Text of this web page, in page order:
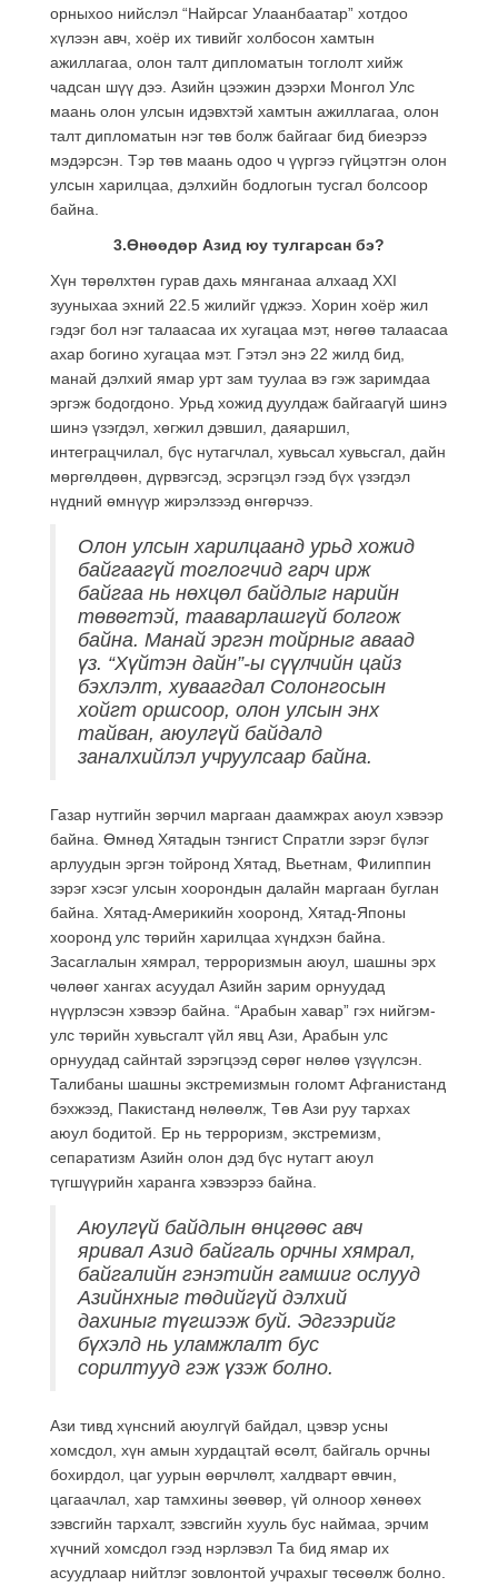
орныхоо нийслэл “Найрсаг Улаанбаатар” хотдоо
хүлээн авч, хоёр их тивийг холбосон хамтын
ажиллагаа, олон талт дипломатын тоглолт хийж
чадсан шүү дээ. Азийн цээжин дээрхи Монгол Улс
маань олон улсын идэвхтэй хамтын ажиллагаа, олон
талт дипломатын нэг төв болж байгааг бид биеэрээ
мэдэрсэн. Тэр төв маань одоо ч үүргээ гүйцэтгэн олон
улсын харилцаа, дэлхийн бодлогын тусгал болсоор
байна.
3.Өнөөдөр Азид юу тулгарсан бэ?
Хүн төрөлхтөн гурав дахь мянганаа алхаад XXI
зууныхаа эхний 22.5 жилийг үджээ. Хорин хоёр жил
гэдэг бол нэг талаасаа их хугацаа мэт, нөгөө талаасаа
ахар богино хугацаа мэт. Гэтэл энэ 22 жилд бид,
манай дэлхий ямар урт зам туулаа вэ гэж заримдаа
эргэж бодогдоно. Урьд хожид дуулдаж байгаагүй шинэ
шинэ үзэгдэл, хөгжил дэвшил, даяаршил,
интеграцчилал, бүс нутагчлал, хувьсал хувьсгал, дайн
мөргөлдөөн, дүрвэгсэд, эсрэгцэл гээд бүх үзэгдэл
нүдний өмнүүр жирэлзээд өнгөрчээ.
Олон улсын харилцаанд урьд хожид
байгаагүй тоглогчид гарч ирж
байгаа нь нөхцөл байдлыг нарийн
төвөгтэй, тааварлашгүй болгож
байна. Манай эргэн тойрныг аваад
үз. “Хүйтэн дайн”-ы сүүлчийн цайз
бэхлэлт, хуваагдал Солонгосын
хойгт оршсоор, олон улсын энх
тайван, аюулгүй байдалд
заналхийлэл учруулсаар байна.
Газар нутгийн зөрчил маргаан даамжрах аюул хэвээр
байна. Өмнөд Хятадын тэнгист Спратли зэрэг бүлэг
арлуудын эргэн тойронд Хятад, Вьетнам, Филиппин
зэрэг хэсэг улсын хоорондын далайн маргаан буглан
байна. Хятад-Америкийн хооронд, Хятад-Японы
хооронд улс төрийн харилцаа хүндхэн байна.
Засаглалын хямрал, терроризмын аюул, шашны эрх
чөлөөг хангах асуудал Азийн зарим орнуудад
нүүрлэсэн хэвээр байна. “Арабын хавар” гэх нийгэм-
улс төрийн хувьсгалт үйл явц Ази, Арабын улс
орнуудад сайнтай зэрэгцээд сөрөг нөлөө үзүүлсэн.
Талибаны шашны экстремизмын голомт Афганистанд
бэхжээд, Пакистанд нөлөөлж, Төв Ази руу тархах
аюул бодитой. Ер нь терроризм, экстремизм,
сепаратизм Азийн олон дэд бүс нутагт аюул
түгшүүрийн харанга хэвээрээ байна.
Аюулгүй байдлын өнцгөөс авч
яривал Азид байгаль орчны хямрал,
байгалийн гэнэтийн гамшиг ослууд
Азийнхныг төдийгүй дэлхий
дахиныг түгшээж буй. Эдгээрийг
бүхэлд нь уламжлалт бус
сорилтууд гэж үзэж болно.
Ази тивд хүнсний аюулгүй байдал, цэвэр усны
хомсдол, хүн амын хурдацтай өсөлт, байгаль орчны
бохирдол, цаг уурын өөрчлөлт, халдварт өвчин,
цагаачлал, хар тамхины зөөвөр, үй олноор хөнөөх
зэвсгийн тархалт, зэвсгийн хууль бус наймаа, эрчим
хүчний хомсдол гээд нэрлэвэл Та бид ямар их
асуудлаар нийтлэг зовлонтой учрахыг төсөөлж болно.